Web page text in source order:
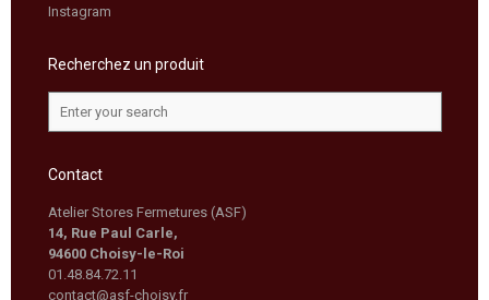
Instagram
Recherchez un produit
Contact
Atelier Stores Fermetures (ASF)
14, Rue Paul Carle,
94600 Choisy-le-Roi
01.48.84.72.11
contact@asf-choisy.fr